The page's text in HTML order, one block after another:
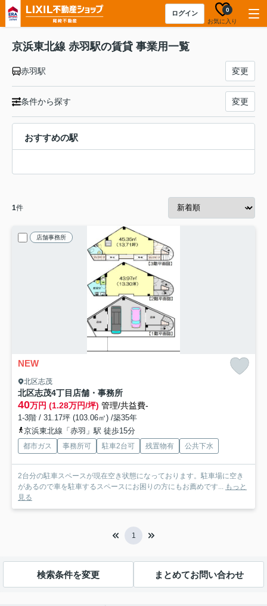
ログイン
お気に入り
0
京浜東北線 赤羽駅の賃貸 事業用一覧
赤羽駅 変更
条件から探す 変更
おすすめの駅
1件
店舗事務所
NEW
北区志茂
北区志茂4丁目店舗・事務所
40万円 (1.28万円/坪) 管理/共益費-
1-3階 / 31.17坪 (103.06㎡) /築35年
京浜東北線「赤羽」駅 徒歩15分
都市ガス 事務所可 駐車2台可 残置物有 公共下水
2台分の駐車スペースが現在空き状態になっております。駐車場に空き
があるので車を駐車するスペースにお困りの方にもお薦めです... もっと
見る
1
検索条件を変更 まとめてお問い合わせ